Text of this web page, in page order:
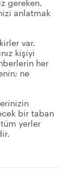
gereken,
anlatmak
var.
kişiyi
her
ne
bir taban
yerler